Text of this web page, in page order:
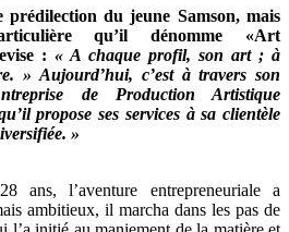
prédilection du jeune Samson, mais
qu’il dénomme «Art
: « A chaque profil, son art ; à
»Aujourd’hui, c’est à travers son
de Production Artistique
propose ses services à sa clientèle
»
ans, l’aventure entrepreneuriale a
ambitieux, il marcha dans les pas de